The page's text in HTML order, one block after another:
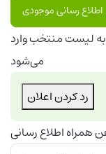
رسانی موجودی
لیست منتخب وارد
می‌شود
رد کردن اعلان